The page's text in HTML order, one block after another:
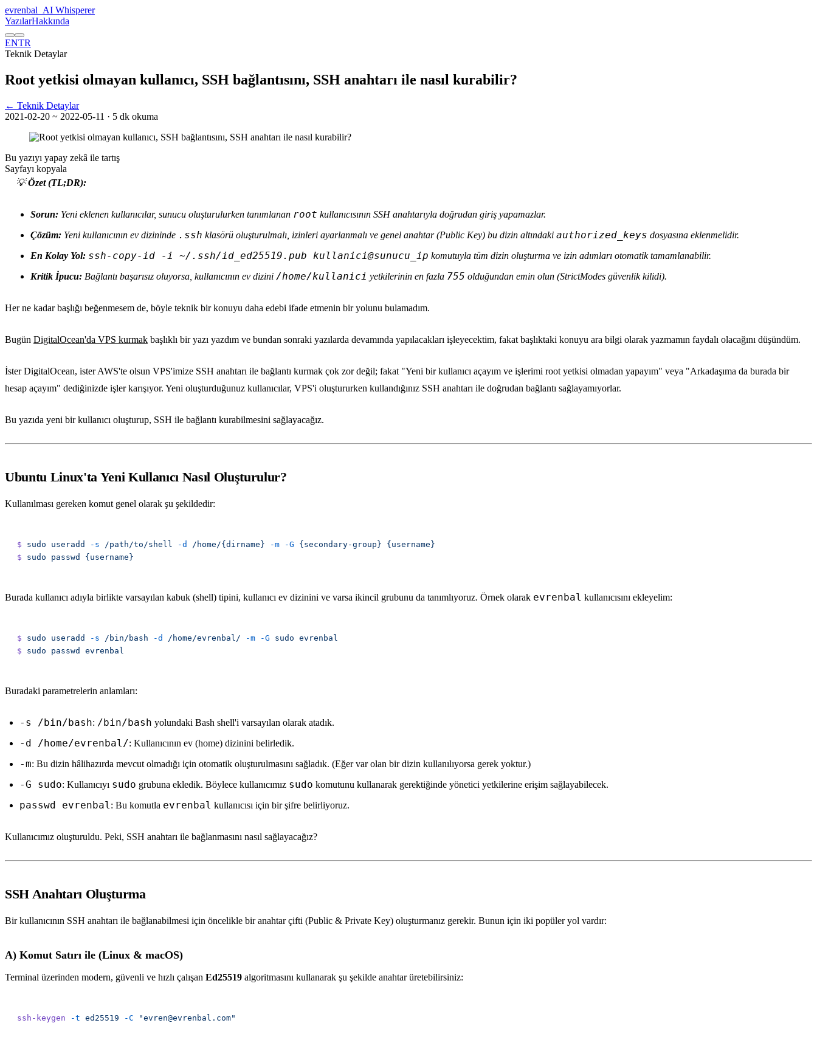
evrenbal AI Whisperer
YazılarHakkında
ENTR
Teknik Detaylar
Root yetkisi olmayan kullanıcı, SSH bağlantısını, SSH anahtarı ile nasıl kurabilir?
← Teknik Detaylar
2021-02-20 ~ 2022-05-11 · 5 dk okuma
Bu yazıyı yapay zekâ ile tartış
Sayfayı kopyala
💡Özet (TL;DR):
Sorun: Yeni eklenen kullanıcılar, sunucu oluşturulurken tanımlanan root kullanıcısının SSH anahtarıyla doğrudan giriş yapamazlar.
Çözüm: Yeni kullanıcının ev dizininde .ssh klasörü oluşturulmalı, izinleri ayarlanmalı ve genel anahtar (Public Key) bu dizin altındaki authorized_keys dosyasına eklenmelidir.
En Kolay Yol: ssh-copy-id -i ~/.ssh/id_ed25519.pub kullanici@sunucu_ip komutuyla tüm dizin oluşturma ve izin adımları otomatik tamamlanabilir.
Kritik İpucu: Bağlantı başarısız oluyorsa, kullanıcının ev dizini /home/kullanici yetkilerinin en fazla 755 olduğundan emin olun (StrictModes güvenlik kilidi).
Her ne kadar başlığı beğenmesem de, böyle teknik bir konuyu daha edebi ifade etmenin bir yolunu bulamadım.
Bugün DigitalOcean'da VPS kurmak başlıklı bir yazı yazdım ve bundan sonraki yazılarda devamında yapılacakları işleyecektim, fakat başlıktaki konuyu ara bilgi olarak yazmamın faydalı olacağını düşündüm.
İster DigitalOcean, ister AWS'te olsun VPS'imize SSH anahtarı ile bağlantı kurmak çok zor değil; fakat "Yeni bir kullanıcı açayım ve işlerimi root yetkisi olmadan yapayım" veya "Arkadaşıma da burada bir
hesap açayım" dediğinizde işler karışıyor. Yeni oluşturduğunuz kullanıcılar, VPS'i oluştururken kullandığınız SSH anahtarı ile doğrudan bağlantı sağlayamıyorlar.
Bu yazıda yeni bir kullanıcı oluşturup, SSH ile bağlantı kurabilmesini sağlayacağız.
Ubuntu Linux'ta Yeni Kullanıcı Nasıl Oluşturulur?
Kullanılması gereken komut genel olarak şu şekildedir:
$ sudo useradd -s /path/to/shell -d /home/{dirname} -m -G {secondary-group}
$ sudo passwd
Burada kullanıcı adıyla birlikte varsayılan kabuk (shell) tipini, kullanıcı ev dizinini ve varsa ikincil grubunu da tanımlıyoruz. Örnek olarak evrenbal kullanıcısını ekleyelim:
$ sudo useradd -s /bin/bash -d /home/evrenbal/ -m -G sudo
$ sudo passwd
Buradaki parametrelerin anlamları:
-s /bin/bash: /bin/bash yolundaki Bash shell'i varsayılan olarak atadık.
-d /home/evrenbal/: Kullanıcının ev (home) dizinini belirledik.
-m: Bu dizin hâlihazırda mevcut olmadığı için otomatik oluşturulmasını sağladık. (Eğer var olan bir dizin kullanılıyorsa gerek yoktur.)
-G sudo: Kullanıcıyı sudo grubuna ekledik. Böylece kullanıcımız sudo komutunu kullanarak gerektiğinde yönetici yetkilerine erişim sağlayabilecek.
passwd evrenbal: Bu komutla evrenbal kullanıcısı için bir şifre belirliyoruz.
Kullanıcımız oluşturuldu. Peki, SSH anahtarı ile bağlanmasını nasıl sağlayacağız?
SSH Anahtarı Oluşturma
Bir kullanıcının SSH anahtarı ile bağlanabilmesi için öncelikle bir anahtar çifti (Public & Private Key) oluşturmanız gerekir. Bunun için iki popüler yol vardır:
A) Komut Satırı ile (Linux & macOS)
Terminal üzerinden modern, güvenli ve hızlı çalışan Ed25519 algoritmasını kullanarak şu şekilde anahtar üretebilirsiniz:
ssh-keygen -t ed25519 -C